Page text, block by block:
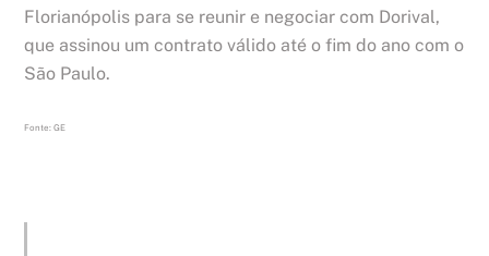
Florianópolis para se reunir e negociar com Dorival,
que assinou um contrato válido até o fim do ano com o
São Paulo.
Fonte: GE